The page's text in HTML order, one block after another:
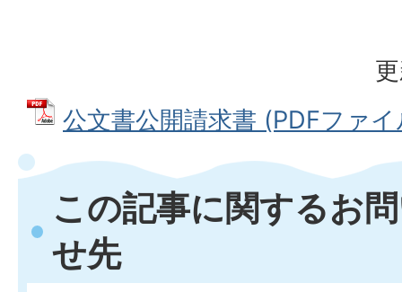
公文書公開請求書 (PDFファ
この記事に関するお
せ先